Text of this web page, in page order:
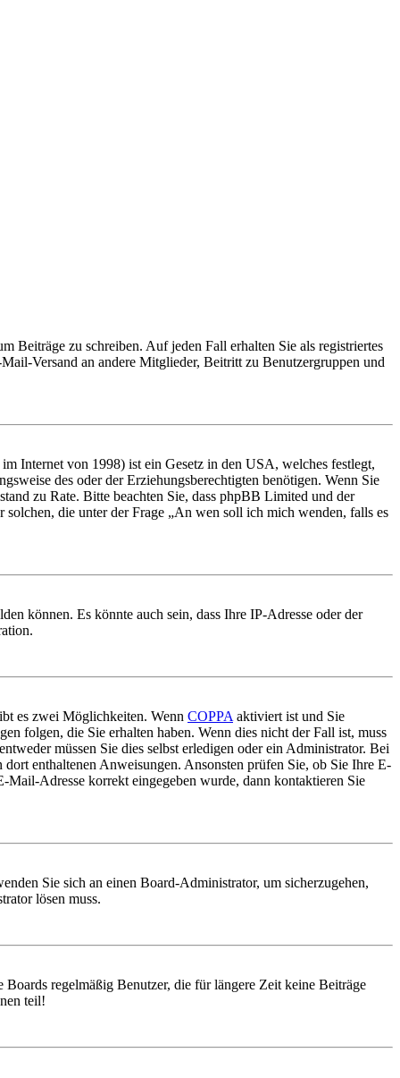
Beiträge zu schreiben. Auf jeden Fall erhalten Sie als registriertes
Versand an andere Mitglieder, Beitritt zu Benutzergruppen und
Internet von 1998) ist ein Gesetz in den USA, welches festlegt,
des oder der Erziehungsberechtigten benötigen. Wenn Sie
zu Rate. Bitte beachten Sie, dass phpBB Limited und der
die unter der Frage „An wen soll ich mich wenden, falls es
können. Es könnte auch sein, dass Ihre IP-Adresse oder der
es zwei Möglichkeiten. Wenn COPPA aktiviert ist und Sie
folgen, die Sie erhalten haben. Wenn dies nicht der Fall ist, muss
müssen Sie dies selbst erledigen oder ein Administrator. Bei
enthaltenen Anweisungen. Ansonsten prüfen Sie, ob Sie Ihre E-
Adresse korrekt eingegeben wurde, dann kontaktieren Sie
Sie sich an einen Board-Administrator, um sicherzugehen,
lösen muss.
regelmäßig Benutzer, die für längere Zeit keine Beiträge
teil!